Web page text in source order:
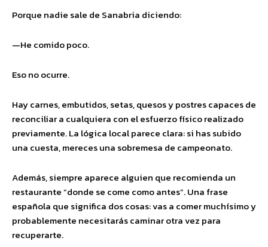
Porque nadie sale de Sanabria diciendo:
—He comido poco.
Eso no ocurre.
Hay carnes, embutidos, setas, quesos y postres capaces de
reconciliar a cualquiera con el esfuerzo físico realizado
previamente. La lógica local parece clara: si has subido
una cuesta, mereces una sobremesa de campeonato.
Además, siempre aparece alguien que recomienda un
restaurante “donde se come como antes”. Una frase
española que significa dos cosas: vas a comer muchísimo y
probablemente necesitarás caminar otra vez para
recuperarte.